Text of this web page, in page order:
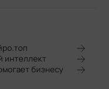
интеллект
бизнесу